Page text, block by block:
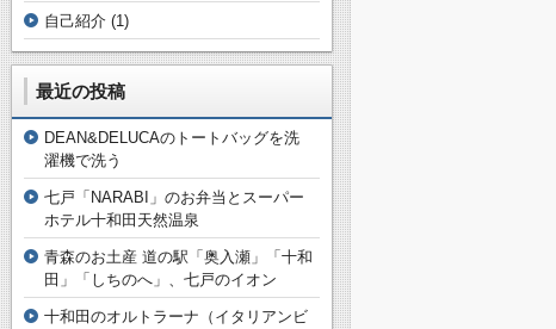
自己紹介 (1)
最近の投稿
DEAN&DELUCAのトートバッグを洗
濯機で洗う
七戸「NARABI」のお弁当とスーパー
ホテル十和田天然温泉
青森のお土産 道の駅「奥入瀬」「十和
田」「しちのへ」、七戸のイオン
十和田のオルトラーナ（イタリアンビ